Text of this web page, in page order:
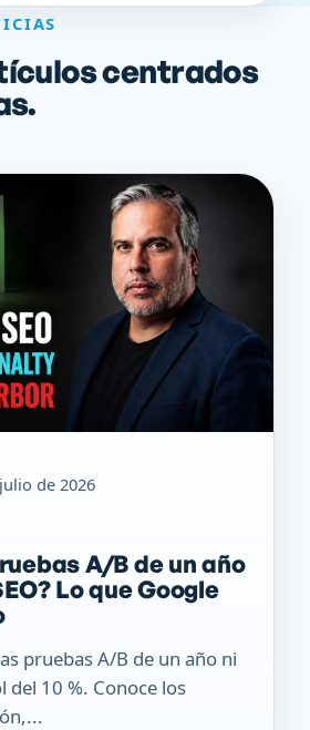
centrados
de 2026
A/B de un año
Lo que Google
pruebas A/B de un año ni
10 %. Conoce los